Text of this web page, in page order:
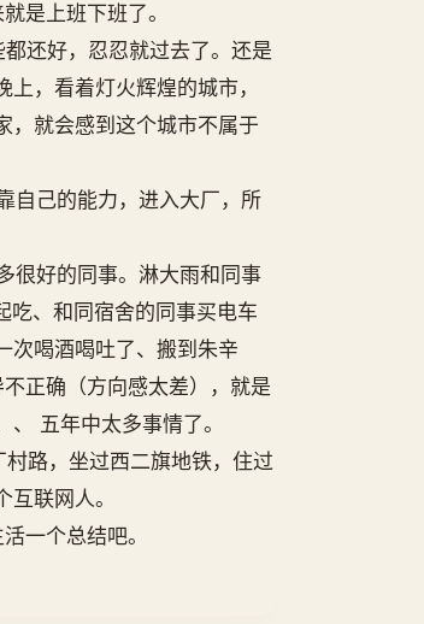
是上班下班了。
还好，忍忍就过去了。还是
，看着灯火辉煌的城市，
，就会感到这个城市不属于
己的能力，进入大厂，所
好的同事。淋大雨和同事
吃、和同宿舍的同事买电车
次喝酒喝吐了、搬到朱辛
正确（方向感太差），就是
五年中太多事情了。
路，坐过西二旗地铁，住过
联网人。
一个总结吧。